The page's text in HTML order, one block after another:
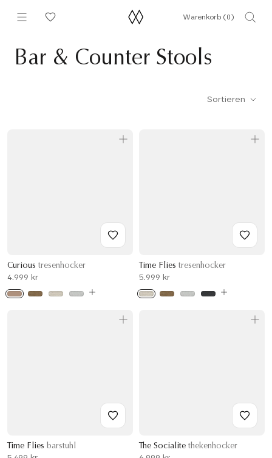
Warenkorb (0)
Bar & Counter Stools
Sortieren
Curious tresenhocker
4.999 kr
Time Flies tresenhocker
5.999 kr
Time Flies barstuhl
The Socialite thekenhocker